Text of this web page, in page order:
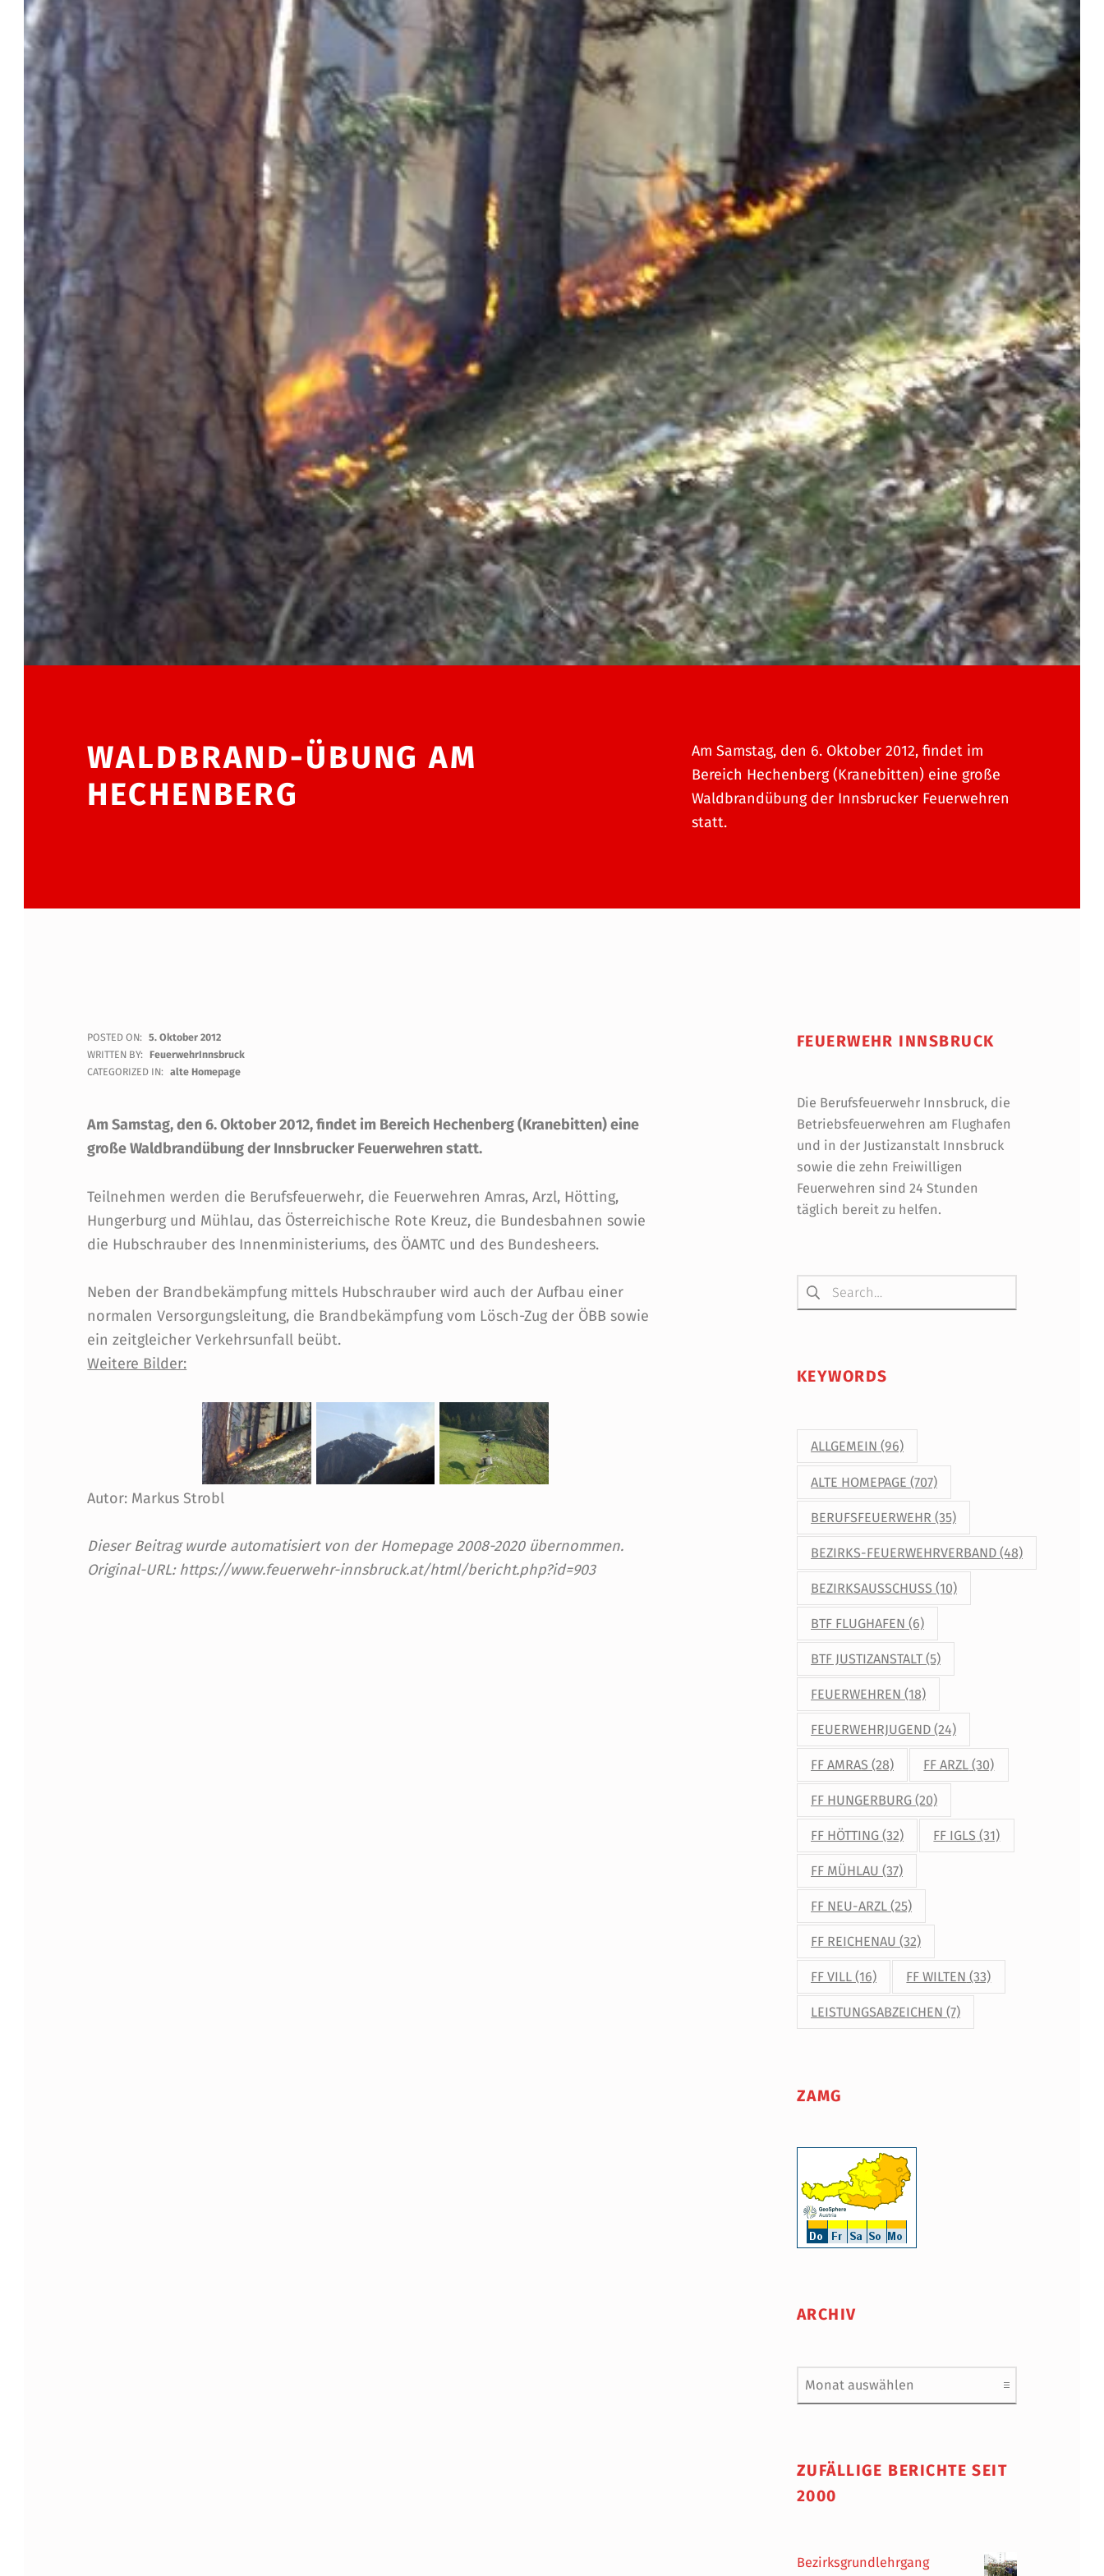
WALDBRAND-ÜBUNG AM
HECHENBERG
Am Samstag, den 6. Oktober 2012, findet im
Bereich Hechenberg (Kranebitten) eine große
Waldbrandübung der Innsbrucker Feuerwehren
statt.
W
A
L
D
B
R
N
D
-
U
G
POSTED ON: 5. Oktober 2012
WRITTEN BY: FeuerwehrInnsbruck
CATEGORIZED IN: alte Homepage
Am Samstag, den 6. Oktober 2012, findet im Bereich Hechenberg (Kranebitten) eine
große Waldbrandübung der Innsbrucker Feuerwehren statt.
Teilnehmen werden die Berufsfeuerwehr, die Feuerwehren Amras, Arzl, Hötting,
Hungerburg und Mühlau, das Österreichische Rote Kreuz, die Bundesbahnen sowie
die Hubschrauber des Innenministeriums, des ÖAMTC und des Bundesheers.
Neben der Brandbekämpfung mittels Hubschrauber wird auch der Aufbau einer
normalen Versorgungsleitung, die Brandbekämpfung vom Lösch-Zug der ÖBB sowie
ein zeitgleicher Verkehrsunfall beübt.
Weitere Bilder:
Autor: Markus Strobl
Dieser Beitrag wurde automatisiert von der Homepage 2008-2020 übernommen.
Original-URL: https://www.feuerwehr-innsbruck.at/html/bericht.php?id=903
FEUERWEHR INNSBRUCK
Die Berufsfeuerwehr Innsbruck, die
Betriebsfeuerwehren am Flughafen
und in der Justizanstalt Innsbruck
sowie die zehn Freiwilligen
Feuerwehren sind 24 Stunden
täglich bereit zu helfen.
Suchen nach:
KEYWORDS
ALLGEMEIN (96)
ALTE HOMEPAGE (707)
BERUFSFEUERWEHR (35)
BEZIRKS-FEUERWEHRVERBAND (48)
BEZIRKSAUSSCHUSS (10)
BTF FLUGHAFEN (6)
BTF JUSTIZANSTALT (5)
FEUERWEHREN (18)
FEUERWEHRJUGEND (24)
FF AMRAS (28) FF ARZL (30)
FF HUNGERBURG (20)
FF HÖTTING (32) FF IGLS (31)
FF MÜHLAU (37)
FF NEU-ARZL (25)
FF REICHENAU (32)
FF VILL (16) FF WILTEN (33)
LEISTUNGSABZEICHEN (7)
ZAMG
ARCHIV
Archiv
ZUFÄLLIGE BERICHTE SEIT
2000
Bezirksgrundlehrgang